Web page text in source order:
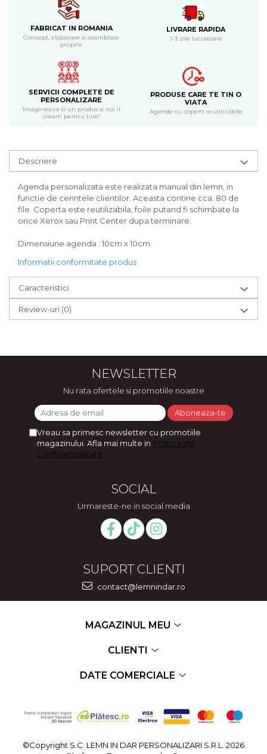
FABRICAT IN ROMANIA
Concept, elaborare si asamblare
proprie
LIVRARE RAPIDA
1-3 zile lucratoare
SERVICII COMPLETE DE
PERSONALIZARE
Imagineaza-ti un produs si noi il
cream pentru tine!
PRODUSE CARE TE TIN O
VIATA
Agende cu coperti reutilizabile
Descriere
Agenda personalizata este realizata manual din lemn, in
functie de cerintele clientilor. Aceasta contine cca. 80 de
file. Coperta este reutilizabila, foile putand fi schimbate la
orice Xerox sau Print Center dupa terminare.
Dimensiune agenda : 10cm x 10cm.
Informatii conformitate produs
Caracteristici
Review-uri (0)
NEWSLETTER
Nu rata ofertele si promotiile noastre
Vreau sa primesc newsletter cu promotiile
magazinului. Afla mai multe in Politica de
Confidentialitate
SOCIAL
Urmareste-ne in social media
SUPORT CLIENTI
contact@lemnindar.ro
MAGAZINUL MEU
CLIENTI
DATE COMERCIALE
©Copyright S.C. LEMN IN DAR PERSONALIZARI S.R.L. 2026